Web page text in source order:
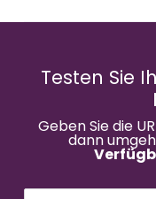
Testen Sie
Geben Sie die
dann